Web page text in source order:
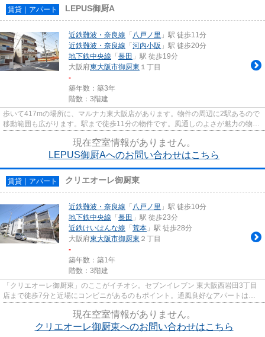
賃貸｜アパート LEPUS御厨A
近鉄難波・奈良線 「 八戸ノ里 」駅 徒歩11分
近鉄難波・奈良線 「河内小阪 」駅 徒歩20分
地下鉄中央線 「長田 」駅 徒歩19分
大阪府東大阪市御厨東 １丁目
-
築年数：築3年
階数：3階建
歩いて417mの場所に、マルナカ東大阪店があります。物件の周辺に2駅あるので
移動範囲も広がります。駅まで徒歩11分の物件です。風通しのよさが魅力の物件
です。当社スタッフが地域の賃...
現在空室情報がありません。
LEPUS御厨Aへのお問い合わせはこちら
賃貸｜アパート クリエオーレ御厨東
近鉄難波・奈良線 「 八戸ノ里 」駅 徒歩10分
地下鉄中央線 「長田 」駅 徒歩23分
近鉄けいはんな線 「荒本 」駅 徒歩28分
大阪府東大阪市御厨東 ２丁目
-
築年数：築1年
階数：3階建
「クリエオーレ御厨東」のここがイチオシ。セブンイレブン 東大阪西岩田3丁目
店まで徒歩7分と近場にコンビニがあるのもポイント。通風良好なアパートは洗
濯物も乾きやすくなっています...
現在空室情報がありません。
クリエオーレ御厨東へのお問い合わせはこちら